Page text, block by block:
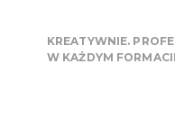
KREATYWNIE.
W KAŻDYM